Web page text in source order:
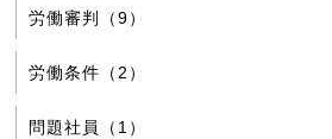
労働審判（9）
労働条件（2）
問題社員（1）